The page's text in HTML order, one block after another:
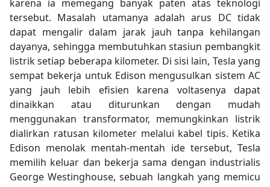
karena ia memegang banyak paten atas teknologi
tersebut. Masalah utamanya adalah arus DC tidak
dapat mengalir dalam jarak jauh tanpa kehilangan
dayanya, sehingga membutuhkan stasiun pembangkit
listrik setiap beberapa kilometer. Di sisi lain, Tesla yang
sempat bekerja untuk Edison mengusulkan sistem AC
yang jauh lebih efisien karena voltasenya dapat
dinaikkan atau diturunkan dengan mudah
menggunakan transformator, memungkinkan listrik
dialirkan ratusan kilometer melalui kabel tipis. Ketika
Edison menolak mentah-mentah ide tersebut, Tesla
memilih keluar dan bekerja sama dengan industrialis
George Westinghouse, sebuah langkah yang memicu